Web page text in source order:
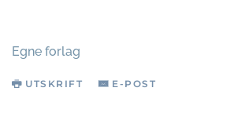
Egne forlag
UTSKRIFT E-POST